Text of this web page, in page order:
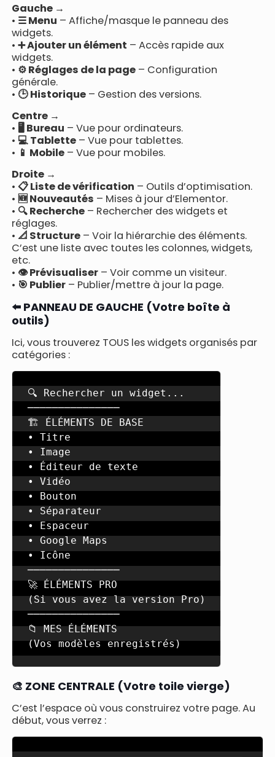
Gauche →
• ☰ Menu – Affiche/masque le panneau des
widgets.
•➕ Ajouter un élément – Accès rapide aux
widgets.
• ⚙️ Réglages de la page – Configuration
générale.
• 🕒 Historique – Gestion des versions.
Centre →
• 🖥️ Bureau – Vue pour ordinateurs.
• 💻 Tablette – Vue pour tablettes.
• 📱 Mobile – Vue pour mobiles.
Droite →
•📋 Liste de vérification – Outils d’optimisation.
• 🆕 Nouveautés – Mises à jour d’Elementor.
• 🔍 Recherche – Rechercher des widgets et
réglages.
• 📐 Structure – Voir la hiérarchie des éléments.
C’est une liste avec toutes les colonnes, widgets,
etc.
• 👁️ Prévisualiser – Voir comme un visiteur.
• 🎯 Publier – Publier/mettre à jour la page.
⬅️ PANNEAU DE GAUCHE (Votre boîte à
outils)
Ici, vous trouverez TOUS les widgets organisés par
catégories :
🔍 Rechercher un widget...
───────────────
🏗️ ÉLÉMENTS DE BASE
• Titre
• Image
• Éditeur de texte
• Vidéo
• Bouton
• Séparateur
• Espaceur
• Google Maps
• Icône
───────────────
🚀 ÉLÉMENTS PRO
(Si vous avez la version Pro)
───────────────
📁 MES ÉLÉMENTS
(Vos modèles enregistrés)
🎨 ZONE CENTRALE (Votre toile vierge)
C’est l’espace où vous construirez votre page. Au
début, vous verrez :